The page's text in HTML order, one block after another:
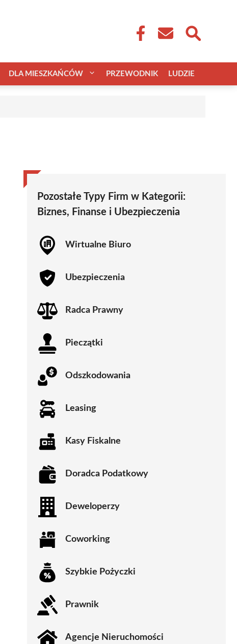
DLA MIESZKAŃCÓW PRZEWODNIK LUDZIE
Pozostałe Typy Firm w Kategorii:
Biznes, Finanse i Ubezpieczenia
Wirtualne Biuro
Ubezpieczenia
Radca Prawny
Pieczątki
Odszkodowania
Leasing
Kasy Fiskalne
Doradca Podatkowy
Deweloperzy
Coworking
Szybkie Pożyczki
Prawnik
Agencje Nieruchomości